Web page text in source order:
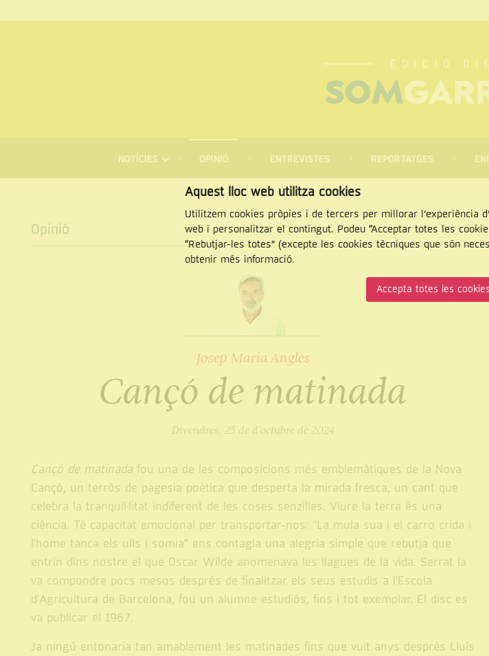
NOTÍCIES OPINIÓ ENTREVISTES REPORTATGES
Opinió
Josep Maria Anglès
Cançó de matinada
Divendres, 25 de d’octubre de 2024
Cançó de matinadafou una de les composicions més emblemàtiques de la Nova
Cançó, un terròs de pagesia poètica que desperta la mirada fresca, un cant que
celebra la tranquil·litat indiferent de les coses senzilles. Viure la terra és una
ciència. Té capacitat emocional per transportar-nos: "La mula sua i el carro crida i
l'home tanca els ulls i somia" ens contagia una alegria simple que rebutja que
entrin dins nostre el que Oscar Wilde anomenava les llagues de la vida. Serrat la
va compondre pocs mesos després de finalitzar els seus estudis a l'Escola
d'Agricultura de Barcelona, fou un alumne estudiós, fins i tot exemplar. El disc es
va publicar el 1967.
Ja ningú entonaria tan amablement les matinades fins que vuit anys després Lluís
Aquest lloc web utilitza cookies
Utilitzem cookies pròpies i de tercers per millorar l’experiència
web i personalitzar el contingut. Podeu “Acceptar totes les
“Rebutjar-les totes” (excepte les cookies tècniques que són
obtenir més informació.
Accepta totes les